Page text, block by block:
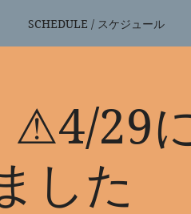
SCHEDULE / スケジュール
29
した